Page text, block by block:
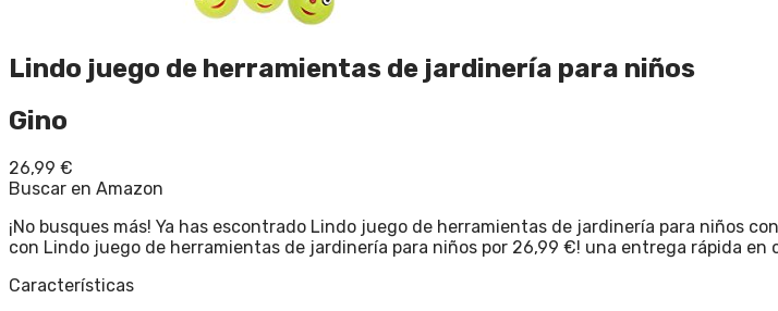
Lindo juego de herramientas de jardinería para niños
Gino
26,99 €
Buscar en Amazon
¡No busques más! Ya has escontrado Lindo juego de herramientas de jardinería para niños
con Lindo juego de herramientas de jardinería para niños por 26,99 €! una entrega rápida en
Características